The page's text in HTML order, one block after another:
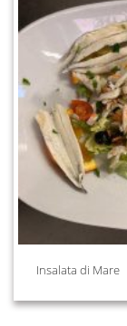
Insalata di Mare